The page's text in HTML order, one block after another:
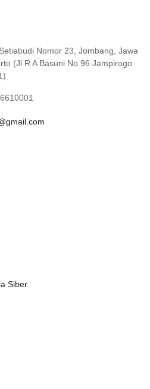
Nomor 23, Jombang, Jawa
(Jl R A Basuni No 96 Jampirogo
Siber